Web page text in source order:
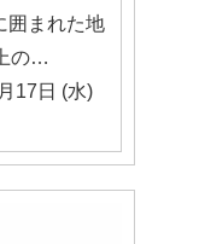
囲まれた地
の…
17日 (水)